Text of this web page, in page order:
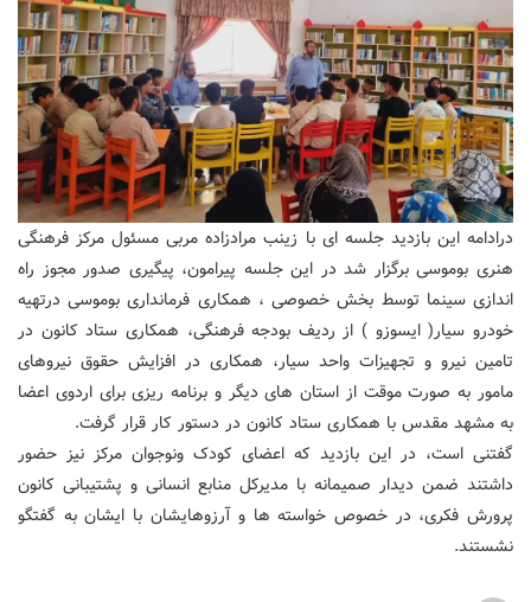
درادامه این بازدید جلسه ای با زینب مرادزاده مربی مسئول مرکز فرهنگی
هنری بوموسی برگزار شد در این جلسه پیرامون، پیگیری صدور مجوز راه
اندازی سینما توسط بخش خصوصی ، همکاری فرمانداری بوموسی درتهیه
خودرو سیار( ایسوزو ) از ردیف بودجه فرهنگی، همکاری ستاد کانون در
تامین نیرو و تجهیزات واحد سیار، همکاری در افزایش حقوق نیروهای
مامور به صورت موقت از استان های دیگر و برنامه ریزی برای اردوی اعضا
به مشهد مقدس با همکاری ستاد کانون در دستور کار قرار گرفت.
گفتنی است، در این بازدید که اعضای کودک ونوجوان مرکز نیز حضور
داشتند ضمن دیدار صمیمانه با مدیرکل منابع انسانی و پشتیبانی کانون
پرورش فکری، در خصوص خواسته ها و آرزوهایشان با ایشان به گفتگو
نشستند.